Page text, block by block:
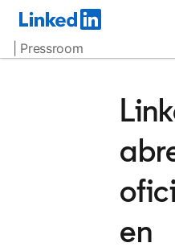
| Pressroom
en